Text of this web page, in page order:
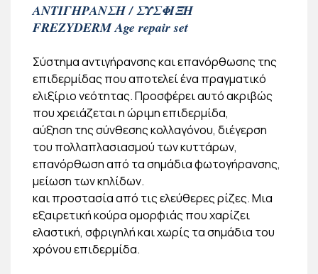
ΑΝΤΙΓΗΡΑΝΣΗ / ΣΥΣΦΙΞΗ
FREZYDERM Age repair set
Σύστημα αντιγήρανσης και επανόρθωσης της
επιδερμίδας που αποτελεί ένα πραγματικό
ελιξίριο νεότητας. Προσφέρει αυτό ακριβώς
που χρειάζεται η ώριμη επιδερμίδα,
αύξηση της σύνθεσης κολλαγόνου, διέγερση
του πολλαπλασιασμού των κυττάρων,
επανόρθωση από τα σημάδια φωτογήρανσης,
μείωση των κηλίδων.
και προστασία από τις ελεύθερες ρίζες. Μια
εξαιρετική κούρα ομορφιάς που χαρίζει
ελαστική, σφριγηλή και χωρίς τα σημάδια του
χρόνου επιδερμίδα.